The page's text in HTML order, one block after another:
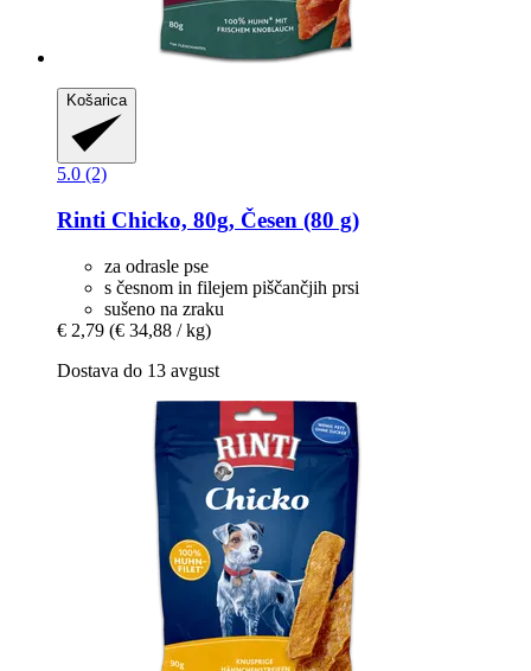
Košarica
5.0 (2)
Rinti Chicko, 80g, Česen (80 g)
za odrasle pse
s česnom in filejem piščančjih prsi
sušeno na zraku
€ 2,79 (€ 34,88 / kg)
Dostava do 13 avgust